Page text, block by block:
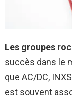
Les groupes
succès dans le
que AC/DC,
est souvent